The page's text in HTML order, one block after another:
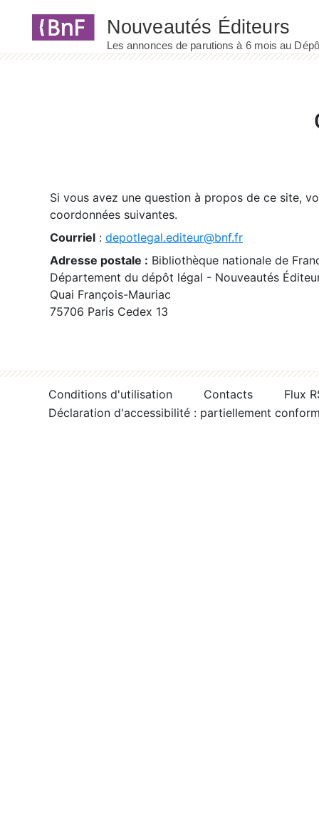
Si vous avez une question à propos de ce site,
coordonnées suivantes.
Courriel : depotlegal.editeur@bnf.fr
Adresse postale : Bibliothèque nationale de
Département du dépôt légal - Nouveautés
Quai François-Mauriac
75706 Paris Cedex 13
Conditions d'utilisation Contacts
Flux
Déclaration d'accessibilité : partiellement